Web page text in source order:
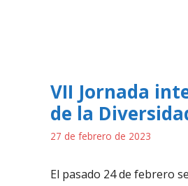
VII Jornada
de la
27 de febrero de 2023
El pasado 24 de febrero